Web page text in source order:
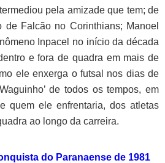
pela amizade que tem; de
Falcão no Corinthians; Manoel
Inpacel no início da década
e fora de quadra em mais de
ele enxerga o futsal nos dias de
de todos os tempos, em
quem ele enfrentaria, dos atletas
ao longo da carreira.
do Paranaense de 1981